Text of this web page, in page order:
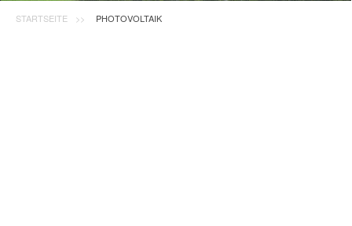
STARTSEITE PHOTOVOLTAIK